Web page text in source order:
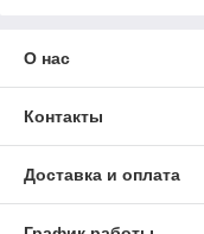
О нас
Контакты
Доставка и оплата